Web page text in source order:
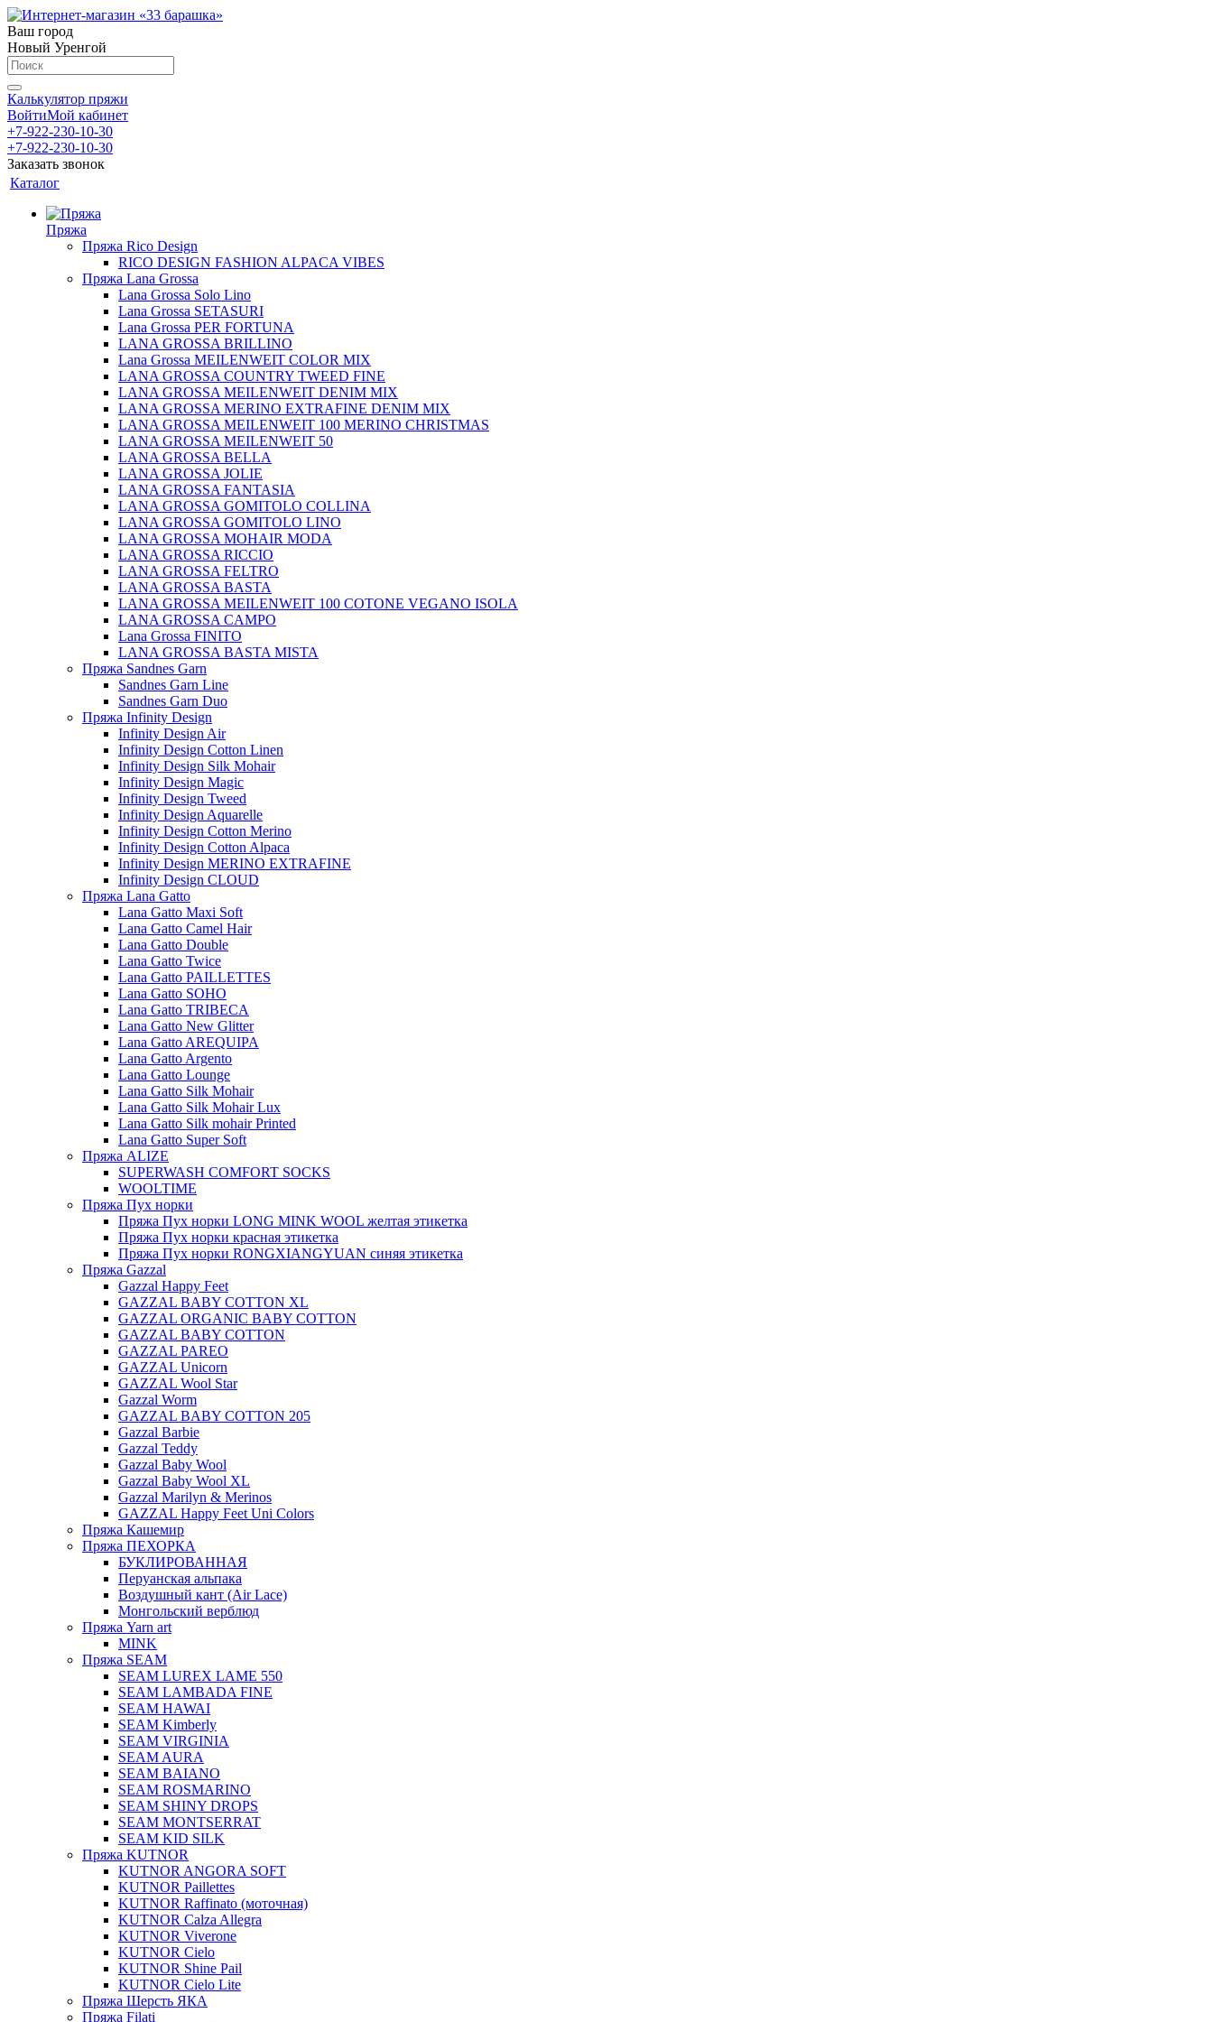
Ваш город
Новый Уренгой
Калькулятор пряжи
ВойтиМой кабинет
+7-922-230-10-30
+7-922-230-10-30
Заказать звонок
Каталог
Пряжа
Пряжа Rico Design
RICO DESIGN FASHION ALPACA VIBES
Пряжа Lana Grossa
Lana Grossa Solo Lino
Lana Grossa SETASURI
Lana Grossa PER FORTUNA
LANA GROSSA BRILLINO
Lana Grossa MEILENWEIT COLOR MIX
LANA GROSSA COUNTRY TWEED FINE
LANA GROSSA MEILENWEIT DENIM MIX
LANA GROSSA MERINO EXTRAFINE DENIM MIX
LANA GROSSA MEILENWEIT 100 MERINO CHRISTMAS
LANA GROSSA MEILENWEIT 50
LANA GROSSA BELLA
LANA GROSSA JOLIE
LANA GROSSA FANTASIA
LANA GROSSA GOMITOLO COLLINA
LANA GROSSA GOMITOLO LINO
LANA GROSSA MOHAIR MODA
LANA GROSSA RICCIO
LANA GROSSA FELTRO
LANA GROSSA BASTA
LANA GROSSA MEILENWEIT 100 COTONE VEGANO ISOLA
LANA GROSSA CAMPO
Lana Grossa FINITO
LANA GROSSA BASTA MISTA
Пряжа Sandnes Garn
Sandnes Garn Line
Sandnes Garn Duo
Пряжа Infinity Design
Infinity Design Air
Infinity Design Cotton Linen
Infinity Design Silk Mohair
Infinity Design Magic
Infinity Design Tweed
Infinity Design Aquarelle
Infinity Design Cotton Merino
Infinity Design Cotton Alpaca
Infinity Design MERINO EXTRAFINE
Infinity Design CLOUD
Пряжа Lana Gatto
Lana Gatto Maxi Soft
Lana Gatto Camel Hair
Lana Gatto Double
Lana Gatto Twice
Lana Gatto PAILLETTES
Lana Gatto SOHO
Lana Gatto TRIBECA
Lana Gatto New Glitter
Lana Gatto AREQUIPA
Lana Gatto Argento
Lana Gatto Lounge
Lana Gatto Silk Mohair
Lana Gatto Silk Mohair Lux
Lana Gatto Silk mohair Printed
Lana Gatto Super Soft
Пряжа ALIZE
SUPERWASH COMFORT SOCKS
WOOLTIME
Пряжа Пух норки
Пряжа Пух норки LONG MINK WOOL желтая этикетка
Пряжа Пух норки красная этикетка
Пряжа Пух норки RONGXIANGYUAN синяя этикетка
Пряжа Gazzal
Gazzal Happy Feet
GAZZAL BABY COTTON XL
GAZZAL ORGANIC BABY COTTON
GAZZAL BABY COTTON
GAZZAL PAREO
GAZZAL Unicorn
GAZZAL Wool Star
Gazzal Worm
GAZZAL BABY COTTON 205
Gazzal Barbie
Gazzal Teddy
Gazzal Baby Wool
Gazzal Baby Wool XL
Gazzal Marilyn & Merinos
GAZZAL Happy Feet Uni Colors
Пряжа Кашемир
Пряжа ПЕХОРКА
БУКЛИРОВАННАЯ
Перуанская альпака
Воздушный кант (Air Lace)
Монгольский верблюд
Пряжа Yarn art
MINK
Пряжа SEAM
SEAM LUREX LAME 550
SEAM LAMBADA FINE
SEAM HAWAI
SEAM Kimberly
SEAM VIRGINIA
SEAM AURA
SEAM BAIANO
SEAM ROSMARINO
SEAM SHINY DROPS
SEAM MONTSERRAT
SEAM KID SILK
Пряжа KUTNOR
KUTNOR ANGORA SOFT
KUTNOR Paillettes
KUTNOR Raffinato (моточная)
KUTNOR Calza Allegra
KUTNOR Viverone
KUTNOR Cielo
KUTNOR Shine Pail
KUTNOR Cielo Lite
Пряжа Шерсть ЯКА
Пряжа Filati